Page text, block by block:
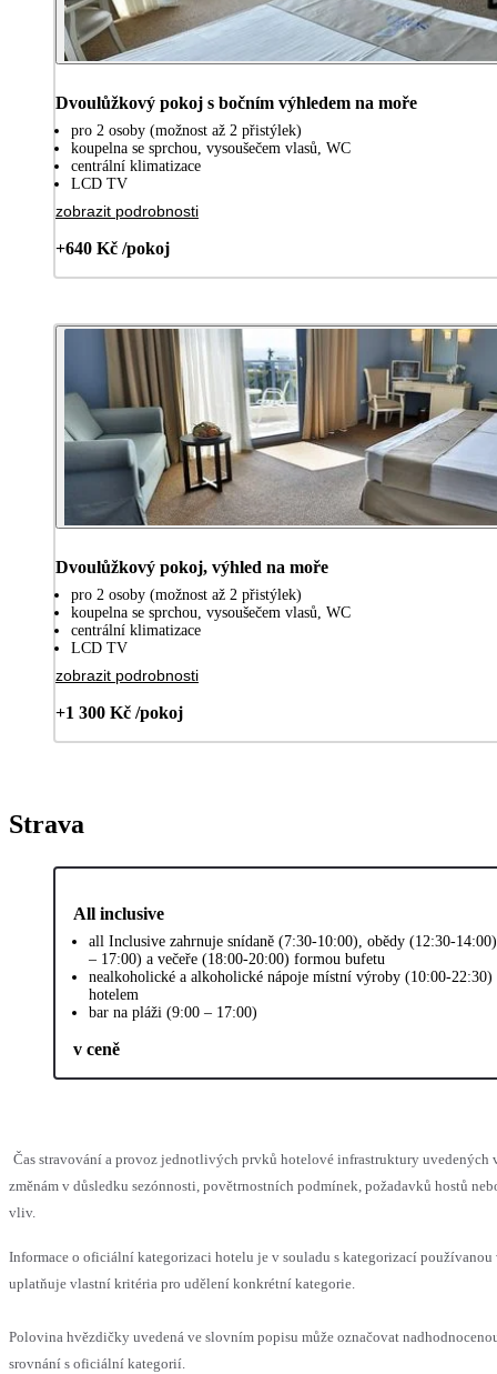
Dvoulůžkový pokoj s bočním výhledem na moře
pro 2 osoby (možnost až 2 přistýlek)
koupelna se sprchou, vysoušečem vlasů, WC
centrální klimatizace
LCD TV
zobrazit podrobnosti
+640 Kč /pokoj
Dvoulůžkový pokoj, výhled na moře
pro 2 osoby (možnost až 2 přistýlek)
koupelna se sprchou, vysoušečem vlasů, WC
centrální klimatizace
LCD TV
zobrazit podrobnosti
+1 300 Kč /pokoj
Strava
All inclusive
all Inclusive zahrnuje snídaně (7:30-10:00), obědy (12:30-
– 17:00) a večeře (18:00-20:00) formou bufetu
nealkoholické a alkoholické nápoje místní výroby (10:00-22:30)
hotelem
bar na pláži (9:00 – 17:00)
v ceně
Čas stravování a provoz jednotlivých prvků hotelové infrastruktury uvedených
změnám v důsledku sezónnosti, povětrnostních podmínek, požadavků hostů
vliv.
Informace o oficiální kategorizaci hotelu je v souladu s kategorizací používanou
uplatňuje vlastní kritéria pro udělení konkrétní kategorie.
Polovina hvězdičky uvedená ve slovním popisu může označovat
srovnání s oficiální kategorií.